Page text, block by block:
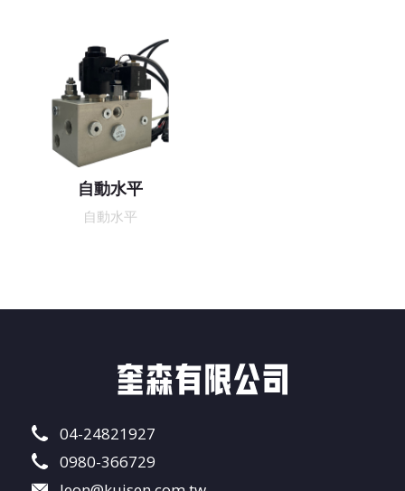
自動水平
自動水平
04-24821927
0980-366729